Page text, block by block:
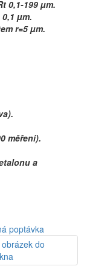
0,1-199 µm.
µm.
r=5 µm.
měření).
a
poptávka